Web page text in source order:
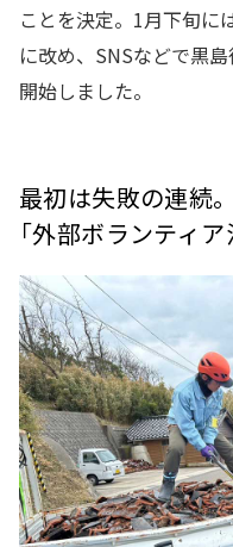
ことを決定。1月下旬に
に改め、SNSなどで黒
開始しました。
最初は失敗の連続
「外部ボランティ